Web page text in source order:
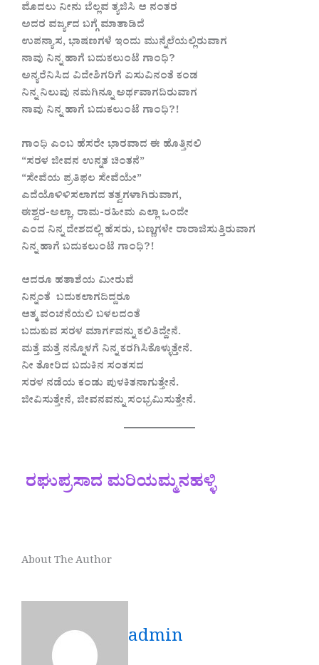
ಮೊದಲು ನೀನು ಬೆಲ್ಲವ ತ್ಯಜಿಸಿ ಆ ನಂತರ
ಅದರ ವರ್ಜ್ಯದ ಬಗ್ಗೆ ಮಾತಾಡಿದೆ
ಉಪನ್ಯಾಸ, ಭಾಷಣಗಳೆ ಇಂದು ಮುನ್ನೆಲೆಯಲ್ಲಿರುವಾಗ
ನಾವು ನಿನ್ನ ಹಾಗೆ ಬದುಕಲುಂಟೆ ಗಾಂಧಿ?
ಅನ್ಯರೆನಿಸಿದ ವಿದೇಶಿಗರಿಗೆ ಏಸುವಿನಂತೆ ಕಂಡ
ನಿನ್ನ ನಿಲುವು ನಮಗಿನ್ನೂ ಅರ್ಥವಾಗದಿರುವಾಗ
ನಾವು ನಿನ್ನ ಹಾಗೆ ಬದುಕಲುಂಟೆ ಗಾಂಧಿ?!
ಗಾಂಧಿ ಎಂಬ ಹೆಸರೇ ಭಾರವಾದ ಈ ಹೊತ್ತಿನಲಿ
“ಸರಳ ಜೀವನ ಉನ್ನತ ಚಿಂತನೆ”
“ಸೇವೆಯ ಪ್ರತಿಫಲ ಸೇವೆಯೇ”
ಎದೆಯೊಳಿಳಿಸಲಾಗದ ತತ್ವಗಳಾಗಿರುವಾಗ,
ಈಶ್ವರ-ಅಲ್ಲಾ, ರಾಮ-ರಹೀಮ ಎಲ್ಲಾ ಒಂದೇ
ಎಂದ ನಿನ್ನ ದೇಶದಲ್ಲಿ ಹೆಸರು, ಬಣ್ಣಗಳೇ ರಾರಾಜಿಸುತ್ತಿರುವಾಗ
ನಿನ್ನ ಹಾಗೆ ಬದುಕಲುಂಟೆ ಗಾಂಧಿ?!
ಆದರೂ ಹತಾಶೆಯ ಮೀರುವೆ
ನಿನ್ನಂತೆ ಬದುಕಲಾಗದಿದ್ದರೂ
ಆತ್ಮ ವಂಚನೆಯಲಿ ಬಳಲದಂತೆ
ಬದುಕುವ ಸರಳ ಮಾರ್ಗವನ್ನು ಕಲಿತಿದ್ದೇನೆ.
ಮತ್ತೆ ಮತ್ತೆ ನನ್ನೊಳಗೆ ನಿನ್ನ ಕರಗಿಸಿಕೊಳ್ಳುತ್ತೇನೆ.
ನೀ ತೋರಿದ ಬದುಕಿನ ಸಂತಸದ
ಸರಳ ನಡೆಯ ಕಂಡು ಪುಳಕಿತನಾಗುತ್ತೇನೆ.
ಜೀವಿಸುತ್ತೇನೆ, ಜೀವನವನ್ನು ಸಂಭ್ರಮಿಸುತ್ತೇನೆ.
ರಘುಪ್ರಸಾದ ಮರಿಯಮ್ಮನಹಳ್ಳಿ
About The Author
admin